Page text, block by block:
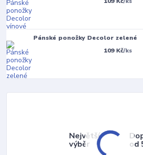
Pánské ponožky Decolor zelené
109 Kč/ks
Největší
výběr od